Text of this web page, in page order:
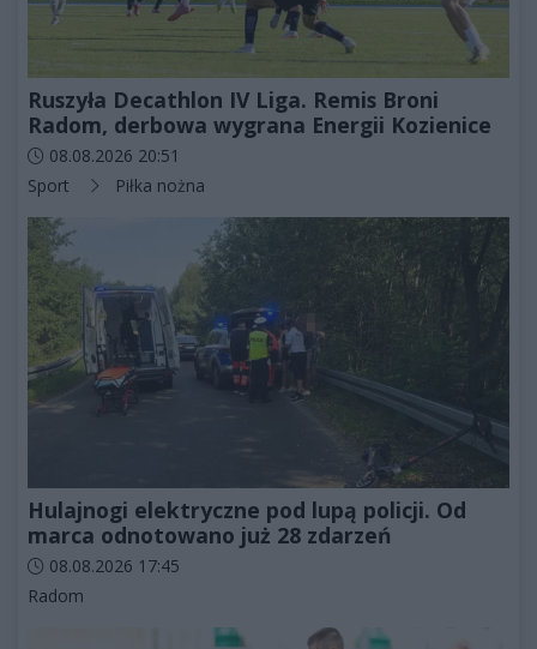
Ruszyła Decathlon IV Liga. Remis Broni
Radom, derbowa wygrana Energii Kozienice
Data dodania artykułu:
08.08.2026 20:51
Kategorie artykułu:
Sport Piłka nożna
Hulajnogi elektryczne pod lupą policji. Od
marca odnotowano już 28 zdarzeń
Data dodania artykułu:
08.08.2026 17:45
Kategorie artykułu:
Radom